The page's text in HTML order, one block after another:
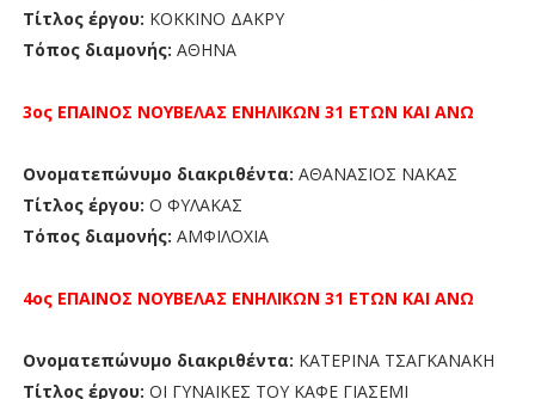
Τίτλος έργου: ΚΟΚΚΙΝΟ ΔΑΚΡΥ
Τόπος διαμονής: ΑΘΗΝΑ
3ος ΕΠΑΙΝΟΣ ΝΟΥΒΕΛΑΣ ΕΝΗΛΙΚΩΝ 31 ΕΤΩΝ ΚΑΙ ΑΝΩ
Ονοματεπώνυμο διακριθέντα: ΑΘΑΝΑΣΙΟΣ ΝΑΚΑΣ
Τίτλος έργου: Ο ΦΥΛΑΚΑΣ
Τόπος διαμονής: ΑΜΦΙΛΟΧΙΑ
4ος ΕΠΑΙΝΟΣ ΝΟΥΒΕΛΑΣ ΕΝΗΛΙΚΩΝ 31 ΕΤΩΝ ΚΑΙ ΑΝΩ
Ονοματεπώνυμο διακριθέντα: ΚΑΤΕΡΙΝΑ ΤΣΑΓΚΑΝΑΚΗ
Τίτλος έργου: ΟΙ ΓΥΝΑΙΚΕΣ ΤΟΥ ΚΑΦΕ ΓΙΑΣΕΜΙ